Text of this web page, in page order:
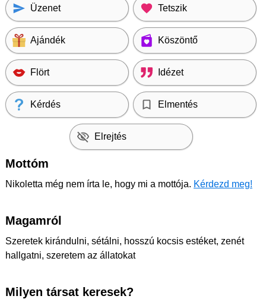
Üzenet Tetszik
Ajándék Köszöntő
Flört Idézet
Kérdés Elmentés
Elrejtés
Mottóm
Nikoletta még nem írta le, hogy mi a mottója. Kérdezd meg!
Magamról
Szeretek kirándulni, sétálni, hosszú kocsis estéket, zenét
hallgatni, szeretem az állatokat
Milyen társat keresek?